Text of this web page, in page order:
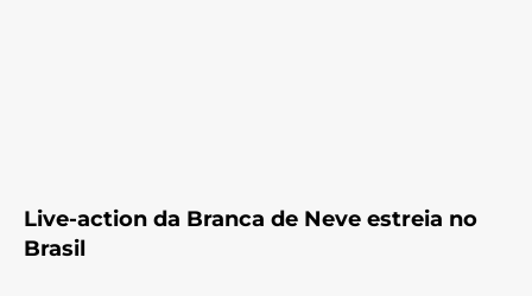
Live-action da Branca de Neve estreia no
Brasil